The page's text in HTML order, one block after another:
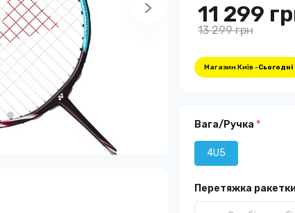
11 299
13 299 грн
Магазин Київ -Сьогодні
Вага/Ручка *
4U5
Перетяжка